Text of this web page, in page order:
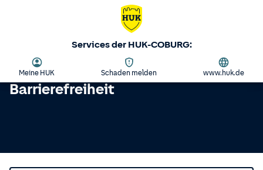
Services der HUK-COBURG:
Meine HUK Schaden melden www.huk.de
Barrierefreiheit